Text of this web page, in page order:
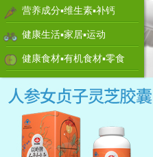
长
营养成分▪维生素▪补钙
健康生活▪家居▪运动
健康食材▪有机食材▪零食